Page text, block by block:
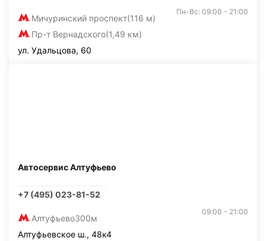
Мичуринский проспект(116 м)
Пр-т Вернадского(1,49 км)
Пн-Вс: 09:00 - 21:00
ул. Удальцова, 60
Автосервис Алтуфьево
+7 (495) 023-81-52
Алтуфьево300м
09:00 - 21:00
Алтуфьевское ш., 48к4